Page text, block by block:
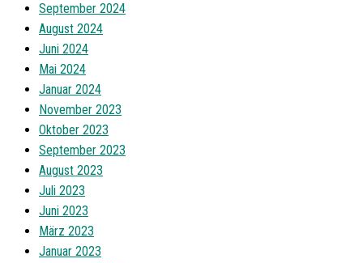
September 2024
August 2024
Juni 2024
Mai 2024
Januar 2024
November 2023
Oktober 2023
September 2023
August 2023
Juli 2023
Juni 2023
März 2023
Januar 2023